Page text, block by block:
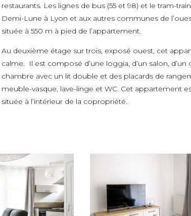
restaurants. Les lignes de bus (55 et 98) et le tram-
Demi-Lune à Lyon et aux autres communes de
située à 550 m à pied de l’appartement.
Au deuxième étage sur trois, exposé ouest, cet
calme.
Il est composé d’une loggia, d’un salon,
chambre avec un lit double et des placards de
meuble-vasque, lave-linge et WC. Cet appartement
située à l’intérieur de la copropriété.